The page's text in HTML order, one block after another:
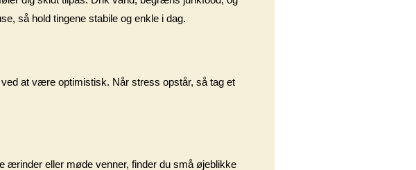
så hold tingene stabile og enkle i dag.
at være optimistisk. Når stress opstår, så tag et
ærinder eller møde venner, finder du små øjeblikke